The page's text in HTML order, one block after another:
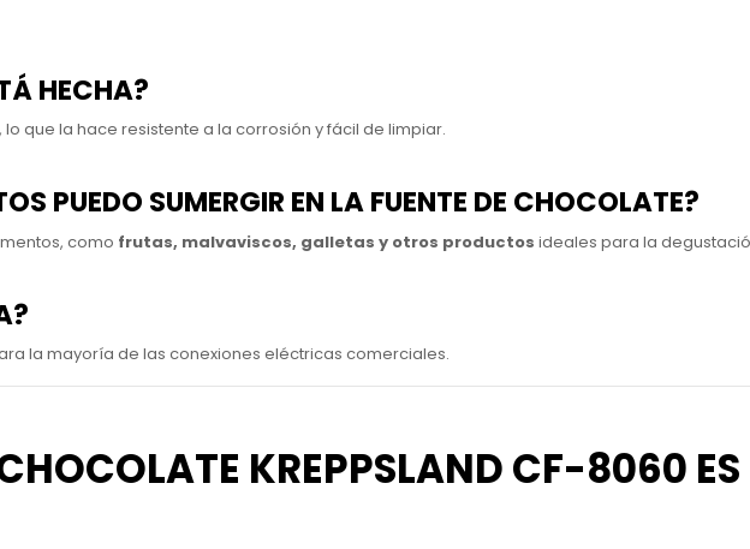
HECHA?
, lo que la hace resistente a la corrosión y fácil de limpiar.
PUEDO SUMERGIR EN LA FUENTE DE CHOCOLATE?
como frutas, malvaviscos, galletas y otros productos ideales para la
la mayoría de las conexiones eléctricas comerciales.
KREPPSLAND CF-8060